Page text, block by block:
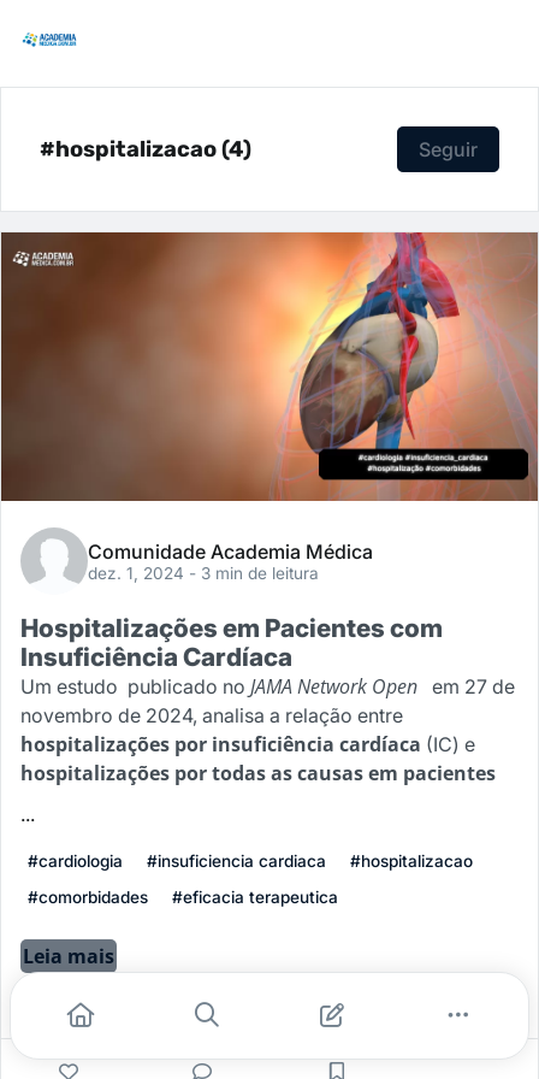
#hospitalizacao (4) Seguir
Comunidade Academia Médica
dez. 1, 2024 - 3 min de leitura
Hospitalizações em Pacientes com
Insuficiência Cardíaca
Um estudo publicado no JAMA Network Open em 27 de
novembro de 2024, analisa a relação entre
hospitalizações por insuficiência cardíaca (IC) e
hospitalizações por todas as causas em pacientes
...
#cardiologia #insuficiencia cardiaca
#hospitalizacao
#comorbidades
#eficacia terapeutica
Leia mais